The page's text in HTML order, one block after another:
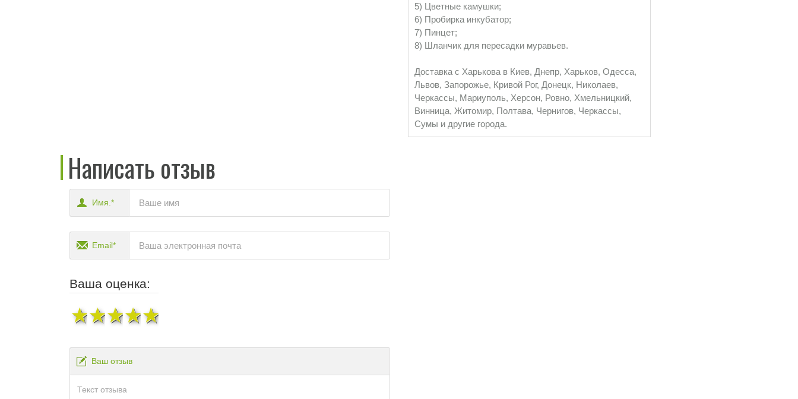
5) Цветные камушки;
6) Пробирка инкубатор;
7) Пинцет;
8) Шланчик для пересадки муравьев.
Доставка с Харькова в Киев, Днепр, Харьков, Одесса,
Львов, Запорожье, Кривой Рог, Донецк, Николаев,
Черкассы, Мариуполь, Херсон, Ровно, Хмельницкий,
Винница, Житомир, Полтава, Чернигов, Черкассы,
Сумы и другие города.
Написать отзыв
Имя.*
Email*
Ваша оценка:
4 звезды
3 звезды
2 звезды
1 звезда
Ваш отзыв